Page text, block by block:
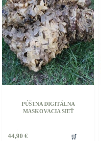
PÚŠTNA DIGITÁLNA
MASKOVACIA SIEŤ
44,90 € 🛒